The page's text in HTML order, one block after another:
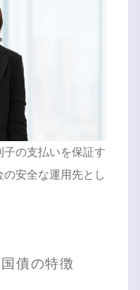
の支払いを保証す
安全な運用先とし
債の特徴